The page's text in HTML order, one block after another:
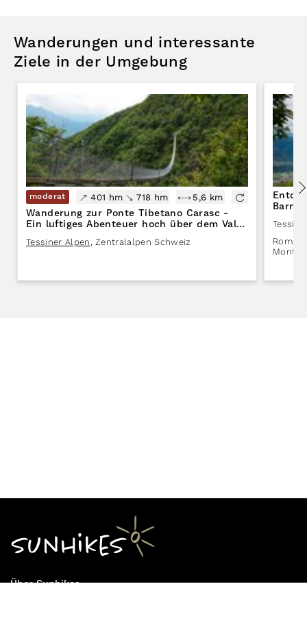
Wanderungen und interessante
Ziele in der Umgebung
moderat 401 hm 718 hm 5,6 km
Wanderung zur Ponte Tibetano Carasc -
Ein luftiges Abenteuer hoch über dem Val
Sementina
Tessiner Alpen , Zentralalpen Schweiz
Monte
Über Sunhikes